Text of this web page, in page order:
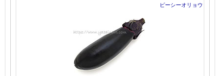
ピーシーオリョウ